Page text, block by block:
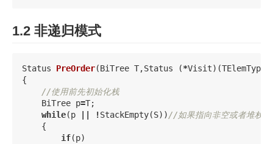
1.2 非递归模式
Status PreOrder(BiTree T,Status (*Visit)(TElemType
{
//使用前先初始化栈
BiTree p=T;
while(p !StackEmpty(S))//如果指向非空或者堆栈还
{
if(p)